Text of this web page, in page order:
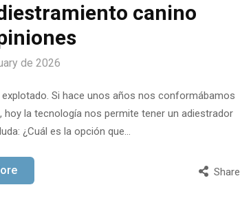
canino
de 2026
Si hace unos años nos conformábamos
la tecnología nos permite tener un adiestrador
¿Cuál es la opción que…
Share